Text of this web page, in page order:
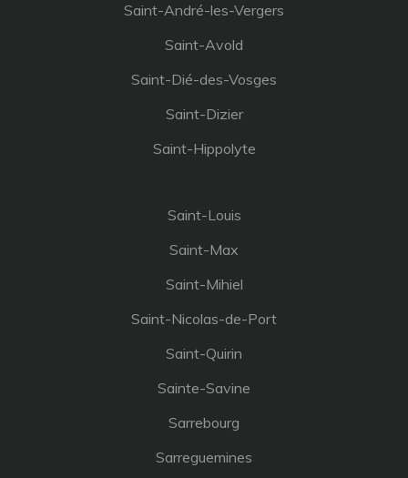
Saint-André-les-Vergers
Saint-Avold
Saint-Dié-des-Vosges
Saint-Dizier
Saint-Hippolyte
Saint-Louis
Saint-Max
Saint-Mihiel
Saint-Nicolas-de-Port
Saint-Quirin
Sainte-Savine
Sarrebourg
Sarreguemines